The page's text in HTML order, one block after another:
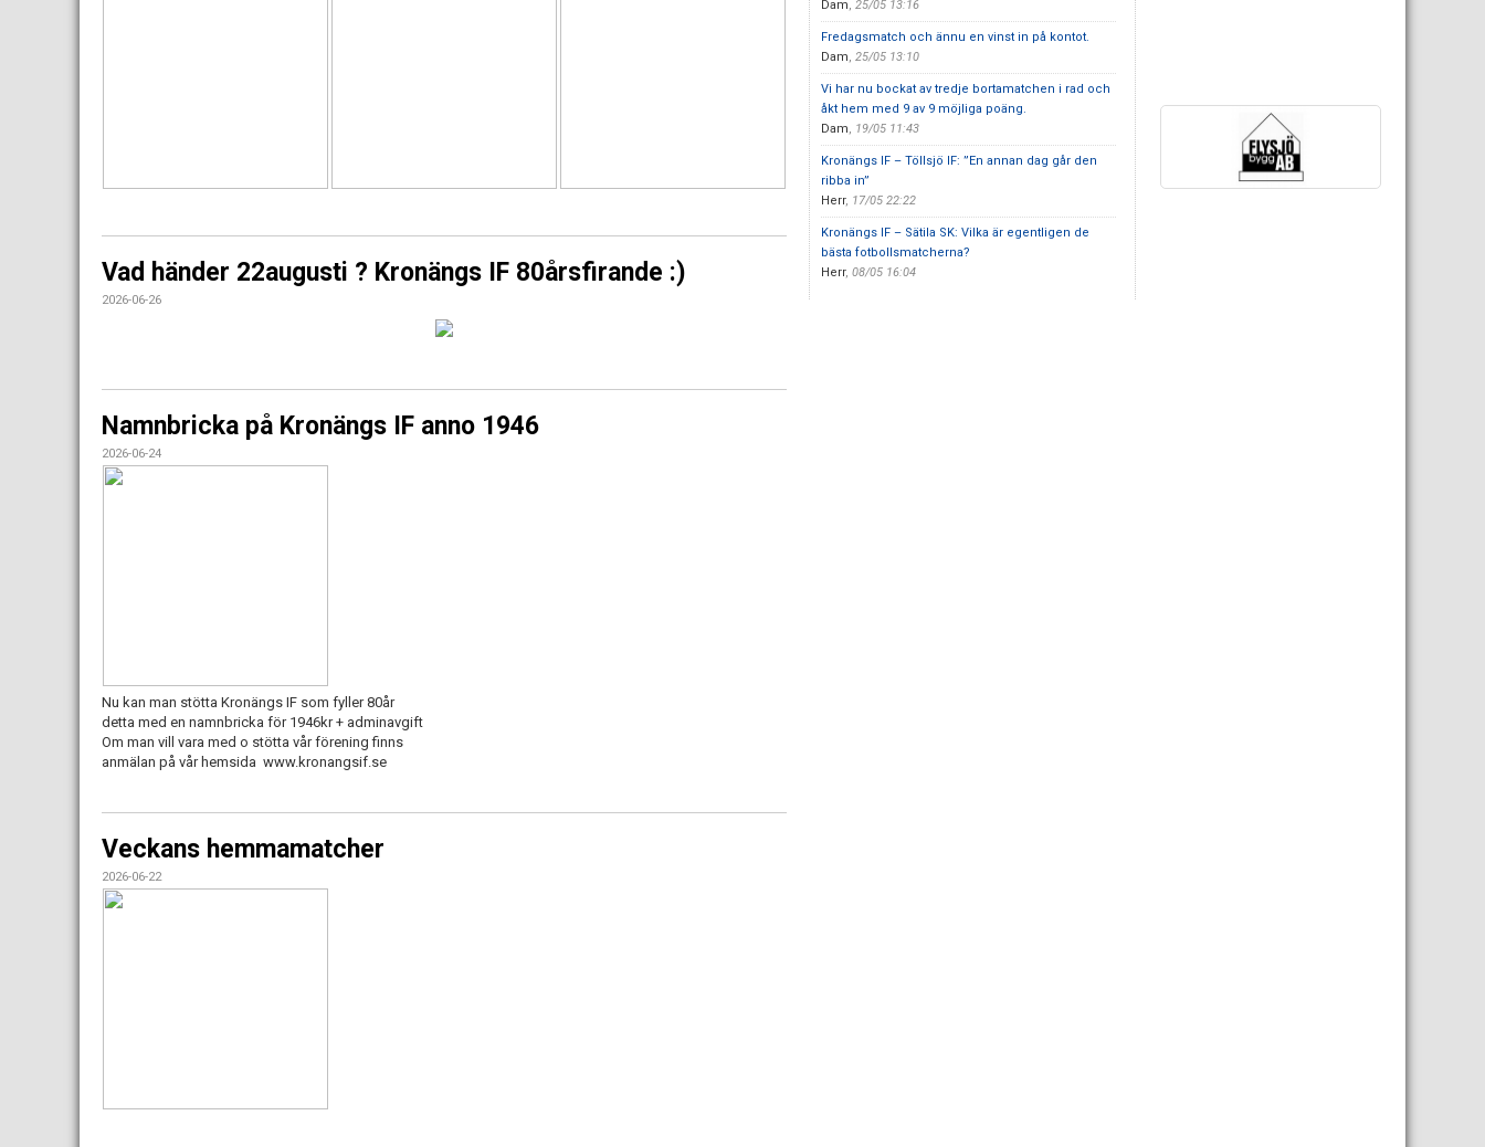
Vad händer 22augusti ? Kronängs IF 80årsfirande :)
2026-06-26
Namnbricka på Kronängs IF anno 1946
2026-06-24
Nu kan man stötta Kronängs IF som fyller 80år
detta med en namnbricka för 1946kr + adminavgift
Om man vill vara med o stötta vår förening finns
anmälan på vår hemsida www.kronangsif.se
Veckans hemmamatcher
2026-06-22
Dam, 25/05 13:16
Fredagsmatch och ännu en vinst in på kontot.
Dam, 25/05 13:10
Vi har nu bockat av tredje bortamatchen i rad och
åkt hem med 9 av 9 möjliga poäng.
Dam, 19/05 11:43
Kronängs IF – Töllsjö IF: ”En annan dag går den
ribba in”
Herr, 17/05 22:22
Kronängs IF – Sätila SK: Vilka är egentligen de
bästa fotbollsmatcherna?
Herr, 08/05 16:04